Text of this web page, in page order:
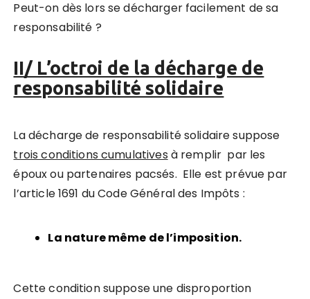
Peut-on dès lors se décharger facilement de sa
responsabilité ?
II/ L’octroi de la décharge de
responsabilité solidaire
La décharge de responsabilité solidaire suppose
trois conditions cumulatives à remplir par les
époux ou partenaires pacsés. Elle est prévue par
l’article 1691 du Code Général des Impôts :
La nature même de l’imposition.
Cette condition suppose une disproportion